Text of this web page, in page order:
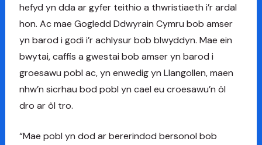
hefyd yn dda ar gyfer teithio a thwristiaeth i’r ardal
hon. Ac mae Gogledd Ddwyrain Cymru bob amser
yn barod i godi i’r achlysur bob blwyddyn. Mae ein
bwytai, caffis a gwestai bob amser yn barod i
groesawu pobl ac, yn enwedig yn Llangollen, maen
nhw’n sicrhau bod pobl yn cael eu croesawu’n ôl
dro ar ôl tro.
“Mae pobl yn dod ar bererindod bersonol bob